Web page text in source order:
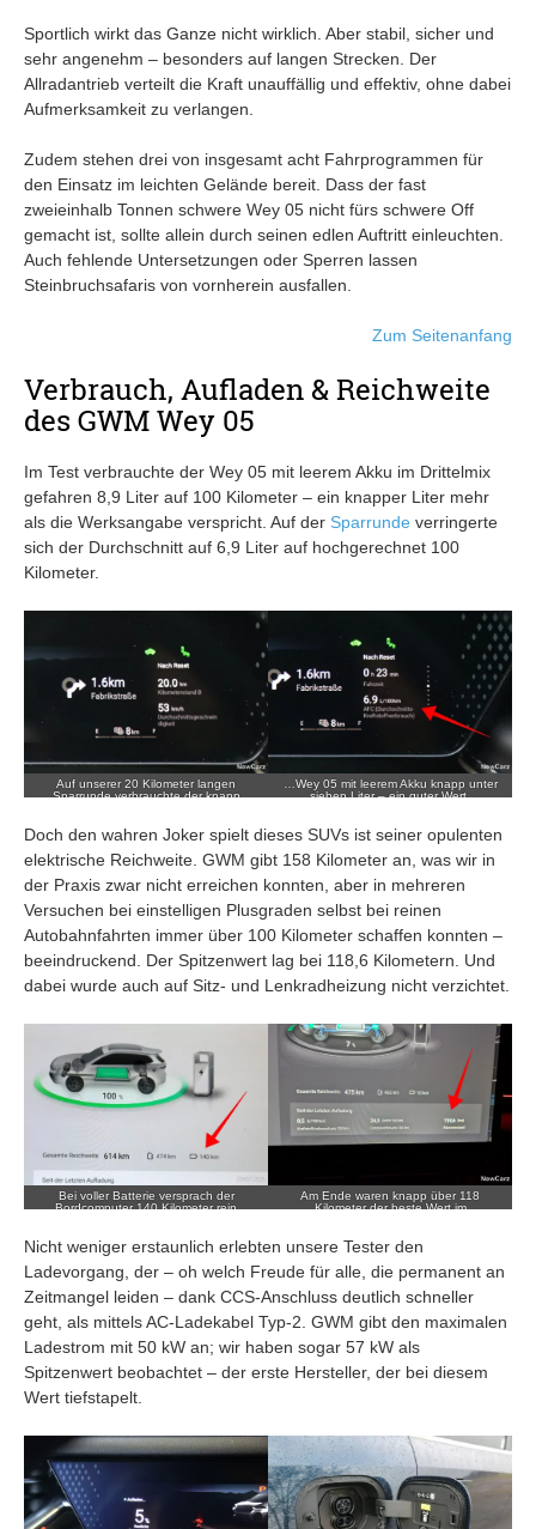
Sportlich wirkt das Ganze nicht wirklich. Aber stabil, sicher und
sehr angenehm – besonders auf langen Strecken. Der
Allradantrieb verteilt die Kraft unauffällig und effektiv, ohne dabei
Aufmerksamkeit zu verlangen.
Zudem stehen drei von insgesamt acht Fahrprogrammen für
den Einsatz im leichten Gelände bereit. Dass der fast
zweieinhalb Tonnen schwere Wey 05 nicht fürs schwere Off
gemacht ist, sollte allein durch seinen edlen Auftritt einleuchten.
Auch fehlende Untersetzungen oder Sperren lassen
Steinbruchsafaris von vornherein ausfallen.
Zum Seitenanfang
Verbrauch, Aufladen & Reichweite
des GWM Wey 05
Im Test verbrauchte der Wey 05 mit leerem Akku im Drittelmix
gefahren 8,9 Liter auf 100 Kilometer – ein knapper Liter mehr
als die Werksangabe verspricht. Auf der Sparrunde verringerte
sich der Durchschnitt auf 6,9 Liter auf hochgerechnet 100
Kilometer.
Auf unserer 20 Kilometer langen
Sparrunde verbrauchte der knapp
…Wey 05 mit leerem Akku knapp unter
sieben Liter – ein guter Wert.
Doch den wahren Joker spielt dieses SUVs ist seiner opulenten
elektrische Reichweite. GWM gibt 158 Kilometer an, was wir in
der Praxis zwar nicht erreichen konnten, aber in mehreren
Versuchen bei einstelligen Plusgraden selbst bei reinen
Autobahnfahrten immer über 100 Kilometer schaffen konnten –
beeindruckend. Der Spitzenwert lag bei 118,6 Kilometern. Und
dabei wurde auch auf Sitz- und Lenkradheizung nicht verzichtet.
Bei voller Batterie versprach der
Bordcomputer 140 Kilometer rein
Am Ende waren knapp über 118
Kilometer der beste Wert im
Nicht weniger erstaunlich erlebten unsere Tester den
Ladevorgang, der – oh welch Freude für alle, die permanent an
Zeitmangel leiden – dank CCS-Anschluss deutlich schneller
geht, als mittels AC-Ladekabel Typ-2. GWM gibt den maximalen
Ladestrom mit 50 kW an; wir haben sogar 57 kW als
Spitzenwert beobachtet – der erste Hersteller, der bei diesem
Wert tiefstapelt.